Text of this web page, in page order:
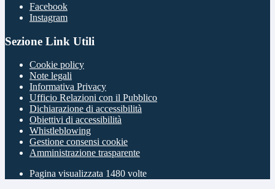
Facebook
Instagram
Sezione Link Utili
Cookie policy
Note legali
Informativa Privacy
Ufficio Relazioni con il Pubblico
Dichiarazione di accessibilità
Obiettivi di accessibilità
Whistleblowing
Gestione consensi cookie
Amministrazione trasparente
Pagina visualizzata 1480 volte